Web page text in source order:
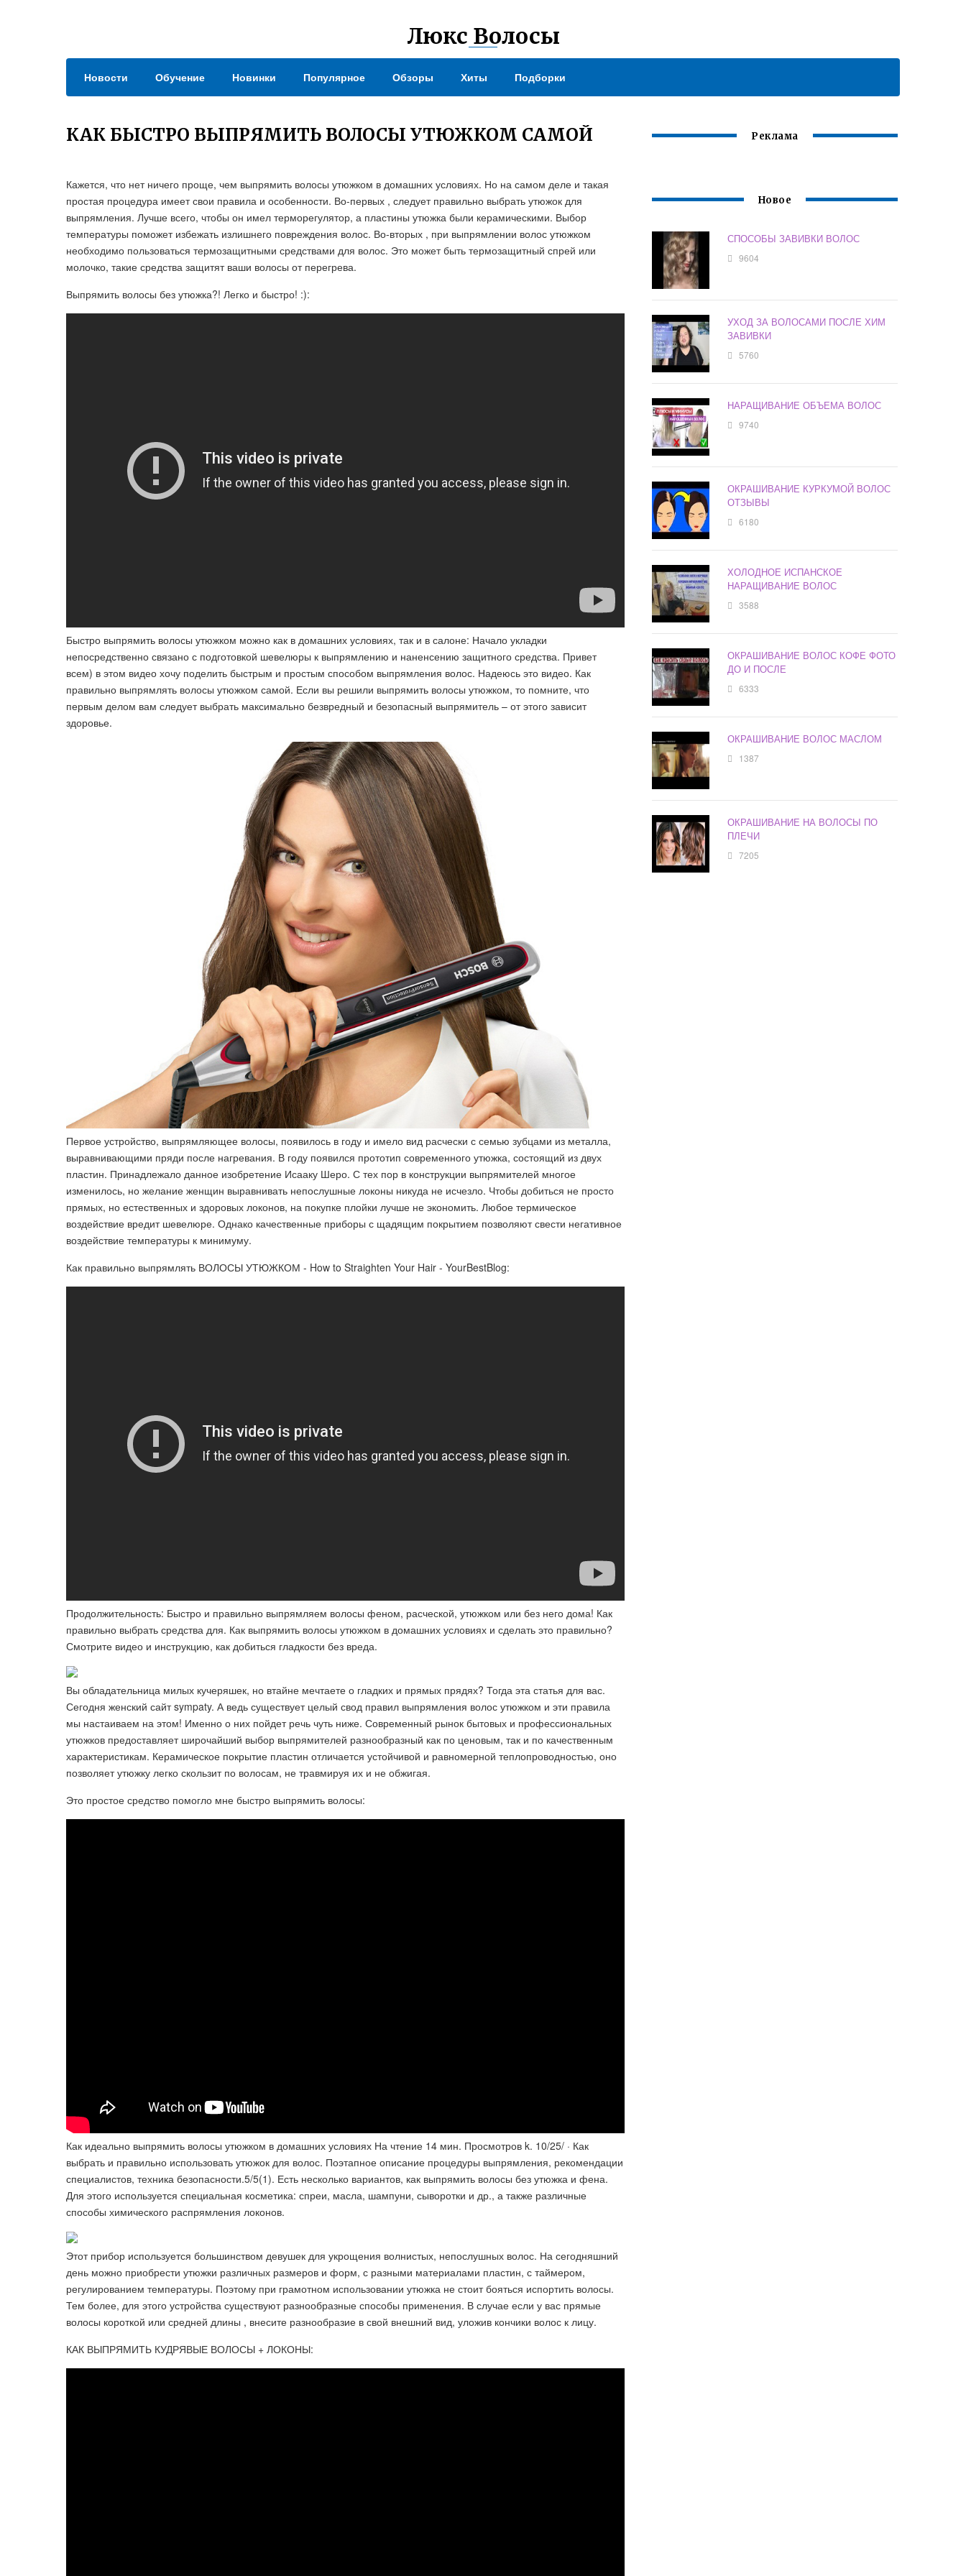
Люкс Волосы
Новости Обучение Новинки Популярное Обзоры Хиты Подборки
КАК БЫСТРО ВЫПРЯМИТЬ ВОЛОСЫ УТЮЖКОМ САМОЙ
Кажется, что нет ничего проще, чем выпрямить волосы утюжком в домашних условиях. Но на самом деле и такая
простая процедура имеет свои правила и особенности. Во-первых , следует правильно выбрать утюжок для
выпрямления. Лучше всего, чтобы он имел терморегулятор, а пластины утюжка были керамическими. Выбор
температуры поможет избежать излишнего повреждения волос. Во-вторых , при выпрямлении волос утюжком
необходимо пользоваться термозащитными средствами для волос. Это может быть термозащитный спрей или
молочко, такие средства защитят ваши волосы от перегрева.
Выпрямить волосы без утюжка?! Легко и быстро! :):
Быстро выпрямить волосы утюжком можно как в домашних условиях, так и в салоне: Начало укладки
непосредственно связано с подготовкой шевелюры к выпрямлению и наненсению защитного средства. Привет
всем) в этом видео хочу поделить быстрым и простым способом выпрямления волос. Надеюсь это видео. Как
правильно выпрямлять волосы утюжком самой. Если вы решили выпрямить волосы утюжком, то помните, что
первым делом вам следует выбрать максимально безвредный и безопасный выпрямитель – от этого зависит
здоровье.
Первое устройство, выпрямляющее волосы, появилось в году и имело вид расчески с семью зубцами из металла,
выравнивающими пряди после нагревания. В году появился прототип современного утюжка, состоящий из двух
пластин. Принадлежало данное изобретение Исааку Шеро. С тех пор в конструкции выпрямителей многое
изменилось, но желание женщин выравнивать непослушные локоны никуда не исчезло. Чтобы добиться не просто
прямых, но естественных и здоровых локонов, на покупке плойки лучше не экономить. Любое термическое
воздействие вредит шевелюре. Однако качественные приборы с щадящим покрытием позволяют свести негативное
воздействие температуры к минимуму.
Как правильно выпрямлять ВОЛОСЫ УТЮЖКОМ - How to Straighten Your Hair - YourBestBlog:
Продолжительность: Быстро и правильно выпрямляем волосы феном, расческой, утюжком или без него дома! Как
правильно выбрать средства для. Как выпрямить волосы утюжком в домашних условиях и сделать это правильно?
Смотрите видео и инструкцию, как добиться гладкости без вреда.
Вы обладательница милых кучеряшек, но втайне мечтаете о гладких и прямых прядях? Тогда эта статья для вас.
Сегодня женский сайт sympaty. А ведь существует целый свод правил выпрямления волос утюжком и эти правила
мы настаиваем на этом! Именно о них пойдет речь чуть ниже. Современный рынок бытовых и профессиональных
утюжков предоставляет широчайший выбор выпрямителей разнообразный как по ценовым, так и по качественным
характеристикам. Керамическое покрытие пластин отличается устойчивой и равномерной теплопроводностью, оно
позволяет утюжку легко скользит по волосам, не травмируя их и не обжигая.
Это простое средство помогло мне быстро выпрямить волосы:
Как идеально выпрямить волосы утюжком в домашних условиях На чтение 14 мин. Просмотров k. 10/25/ · Как
выбрать и правильно использовать утюжок для волос. Поэтапное описание процедуры выпрямления, рекомендации
специалистов, техника безопасности.5/5(1). Есть несколько вариантов, как выпрямить волосы без утюжка и фена.
Для этого используется специальная косметика: спреи, масла, шампуни, сыворотки и др., а также различные
способы химического распрямления локонов.
Этот прибор используется большинством девушек для укрощения волнистых, непослушных волос. На сегодняшний
день можно приобрести утюжки различных размеров и форм, с разными материалами пластин, с таймером,
регулированием температуры. Поэтому при грамотном использовании утюжка не стоит бояться испортить волосы.
Тем более, для этого устройства существуют разнообразные способы применения. В случае если у вас прямые
волосы короткой или средней длины , внесите разнообразие в свой внешний вид, уложив кончики волос к лицу.
КАК ВЫПРЯМИТЬ КУДРЯВЫЕ ВОЛОСЫ + ЛОКОНЫ:
Реклама
Новое
СПОСОБЫ ЗАВИВКИ ВОЛОС
9604
УХОД ЗА ВОЛОСАМИ ПОСЛЕ ХИМ
ЗАВИВКИ
5760
НАРАЩИВАНИЕ ОБЪЕМА ВОЛОС
9740
ОКРАШИВАНИЕ КУРКУМОЙ ВОЛОС
ОТЗЫВЫ
6180
ХОЛОДНОЕ ИСПАНСКОЕ
НАРАЩИВАНИЕ ВОЛОС
3588
ОКРАШИВАНИЕ ВОЛОС КОФЕ ФОТО
ДО И ПОСЛЕ
6333
ОКРАШИВАНИЕ ВОЛОС МАСЛОМ
1387
ОКРАШИВАНИЕ НА ВОЛОСЫ ПО
ПЛЕЧИ
7205